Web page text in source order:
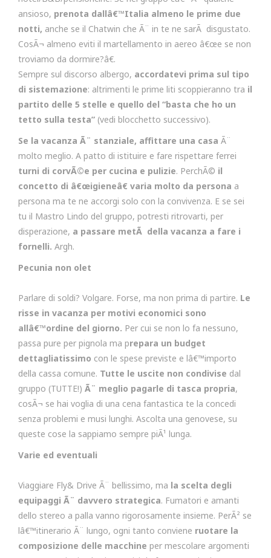
ansioso, prenota dallâ€™Italia almeno le prime due
notti, anche se il Chatwin che Ã¨ in te ne sarÃ disgustato.
CosÃ¬ almeno eviti il martellamento in aereo â€œe se non
troviamo da dormire?â€.
Sempre sul discorso albergo, accordatevi prima sul tipo
di sistemazione: altrimenti le prime liti scoppieranno tra il
partito delle 5 stelle e quello del “basta che ho un
tetto sulla testa” (vedi blocchetto successivo).
Se la vacanza Ã¨ stanziale, affittare una casa Ã¨
molto meglio. A patto di istituire e fare rispettare ferrei
turni di corvÃ©e per cucina e pulizie. PerchÃ© il
concetto di â€œigieneâ€ varia molto da persona a
persona ma te ne accorgi solo con la convivenza. E se sei
tu il Mastro Lindo del gruppo, potresti ritrovarti, per
disperazione, a passare metÃ della vacanza a fare i
fornelli. Argh.
Pecunia non olet
Parlare di soldi? Volgare. Forse, ma non prima di partire. Le
risse in vacanza per motivi economici sono
allâ€™ordine del giorno. Per cui se non lo fa nessuno,
passa pure per pignola ma prepara un budget
dettagliatissimo con le spese previste e lâ€™importo
della cassa comune. Tutte le uscite non condivise dal
gruppo (TUTTE!) Ã¨ meglio pagarle di tasca propria,
cosÃ¬ se hai voglia di una cena fantastica te la concedi
senza problemi e musi lunghi. Ascolta una genovese, su
queste cose la sappiamo sempre piÃ¹ lunga.
Varie ed eventuali
Viaggiare Fly& Drive Ã¨ bellissimo, ma la scelta degli
equipaggi Ã¨ davvero strategica. Fumatori e amanti
dello stereo a palla vanno rigorosamente insieme. PerÃ² se
lâ€™itinerario Ã¨ lungo, ogni tanto conviene ruotare la
composizione delle macchine per mescolare argomenti